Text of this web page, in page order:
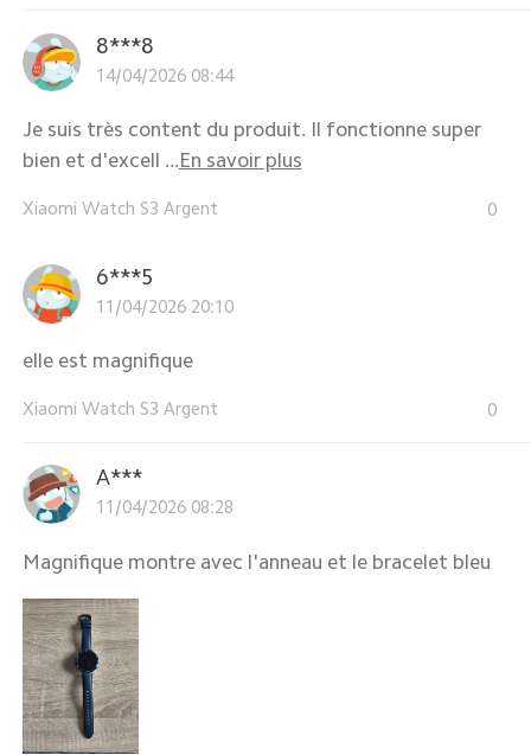
8***8
14/04/2026 08:44
Je suis très content du produit. Il fonctionne super
bien et d'excell ...En savoir plus
Xiaomi Watch S3 Argent 0
6***5
11/04/2026 20:10
elle est magnifique
Xiaomi Watch S3 Argent 0
A***
11/04/2026 08:28
Magnifique montre avec l'anneau et le bracelet bleu